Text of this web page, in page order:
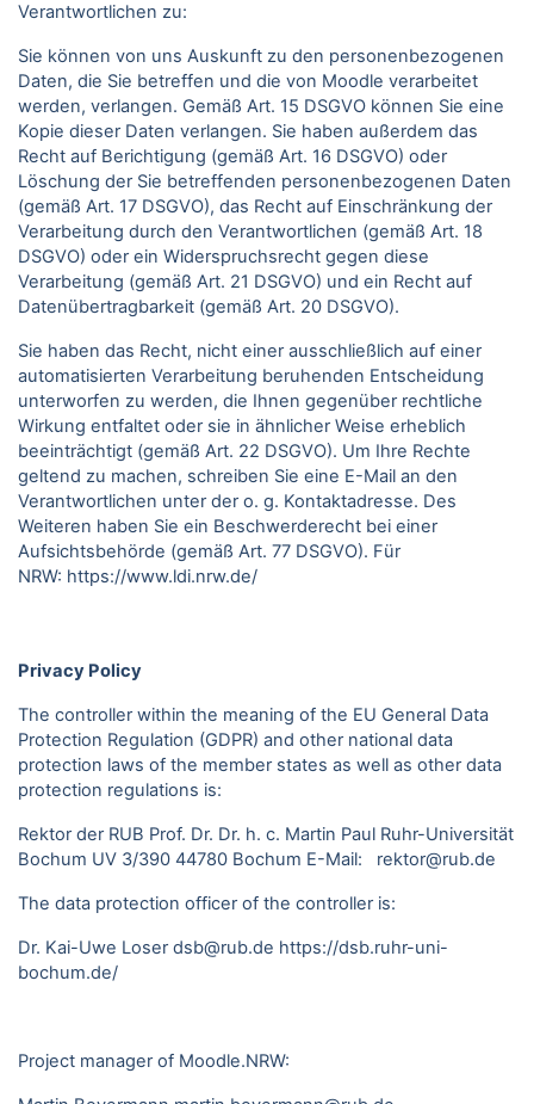
Verantwortlichen zu:
Sie können von uns Auskunft zu den personenbezogenen
Daten, die Sie betreffen und die von Moodle verarbeitet
werden, verlangen. Gemäß Art. 15 DSGVO können Sie eine
Kopie dieser Daten verlangen. Sie haben außerdem das
Recht auf Berichtigung (gemäß Art. 16 DSGVO) oder
Löschung der Sie betreffenden personenbezogenen Daten
(gemäß Art. 17 DSGVO), das Recht auf Einschränkung der
Verarbeitung durch den Verantwortlichen (gemäß Art. 18
DSGVO) oder ein Widerspruchsrecht gegen diese
Verarbeitung (gemäß Art. 21 DSGVO) und ein Recht auf
Datenübertragbarkeit (gemäß Art. 20 DSGVO).
Sie haben das Recht, nicht einer ausschließlich auf einer
automatisierten Verarbeitung beruhenden Entscheidung
unterworfen zu werden, die Ihnen gegenüber rechtliche
Wirkung entfaltet oder sie in ähnlicher Weise erheblich
beeinträchtigt (gemäß Art. 22 DSGVO). Um Ihre Rechte
geltend zu machen, schreiben Sie eine E-Mail an den
Verantwortlichen unter der o. g. Kontaktadresse. Des
Weiteren haben Sie ein Beschwerderecht bei einer
Aufsichtsbehörde (gemäß Art. 77 DSGVO). Für
NRW: https://www.ldi.nrw.de/
Privacy Policy
The controller within the meaning of the EU General Data
Protection Regulation (GDPR) and other national data
protection laws of the member states as well as other data
protection regulations is:
Rektor der RUB Prof. Dr. Dr. h. c. Martin Paul Ruhr-Universität
Bochum UV 3/390 44780 Bochum E-Mail: rektor@rub.de
The data protection officer of the controller is:
Dr. Kai-Uwe Loser dsb@rub.de https://dsb.ruhr-uni-
bochum.de/
Project manager of Moodle.NRW: